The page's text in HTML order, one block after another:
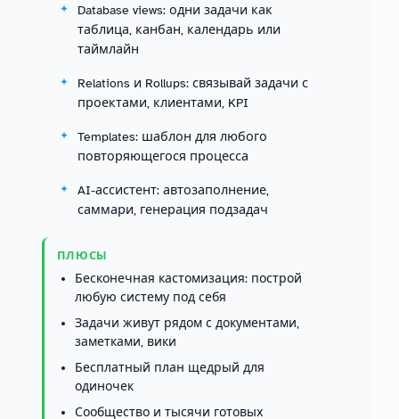
Database views: одни задачи как
таблица, канбан, календарь или
таймлайн
Relations и Rollups: связывай задачи с
проектами, клиентами, KPI
Templates: шаблон для любого
повторяющегося процесса
AI-ассистент: автозаполнение,
саммари, генерация подзадач
ПЛЮСЫ
Бесконечная кастомизация: построй
любую систему под себя
Задачи живут рядом с документами,
заметками, вики
Бесплатный план щедрый для
одиночек
Сообщество и тысячи готовых